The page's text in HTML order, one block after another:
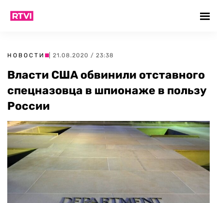
НОВОСТИ | 21.08.2020 / 23:38
Власти США обвинили отставного
спецназовца в шпионаже в пользу
России